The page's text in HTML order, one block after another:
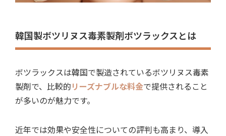
韓国製ボツリヌス毒素製剤ボツラックスとは
ボツラックスは韓国で製造されているボツリヌス毒素
製剤で、 比較的リーズナブルな料金で提供されること
が多いのが魅力です。
近年では効果や安全性についての評判も高まり、導入